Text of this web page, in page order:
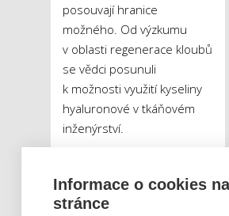
posouvají hranice
možného. Od výzkumu
v oblasti regenerace kloubů
se vědci posunuli
k možnosti využití kyseliny
hyaluronové v tkáňovém
inženýrství.
trhu bude i nadále
sehrávat česká věda.
Informace o cookies
stránce